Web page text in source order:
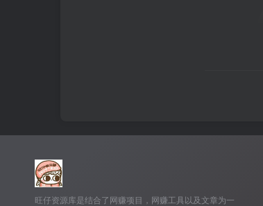
旺仔资源库是结合了网赚项目，网赚工具以及文章为一